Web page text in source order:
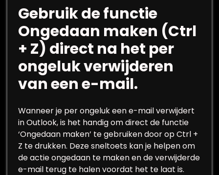
Gebruik de functie
Ongedaan maken (Ctrl
+ Z) direct na het per
ongeluk verwijderen
van een e-mail.
Wanneer je per ongeluk een e-mail verwijdert
in Outlook, is het handig om direct de functie
‘Ongedaan maken’ te gebruiken door op Ctrl +
Z te drukken. Deze sneltoets kan je helpen om
de actie ongedaan te maken en de verwijderde
e-mail terug te halen voordat het te laat is.